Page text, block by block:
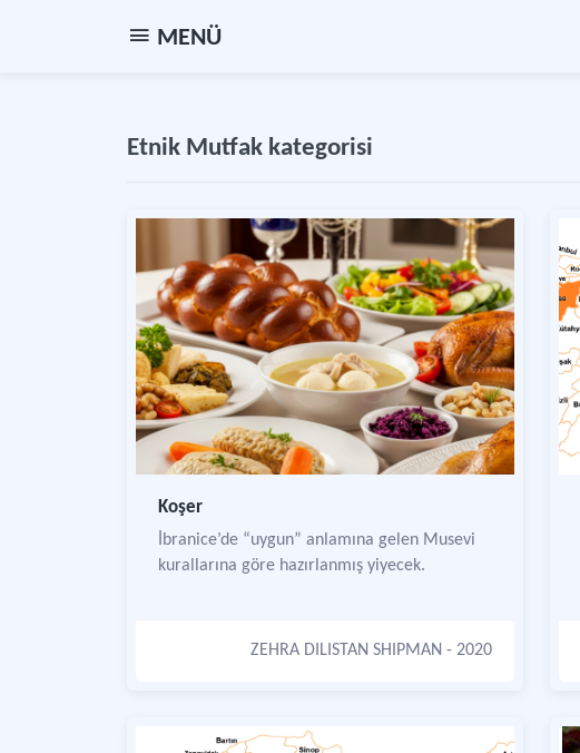
MENÜ
Etnik Mutfak kategorisi
Koşer
İbranice’de “uygun” anlamına gelen Musevi
kurallarına göre hazırlanmış yiyecek.
ZEHRA DILISTAN SHIPMAN - 2020